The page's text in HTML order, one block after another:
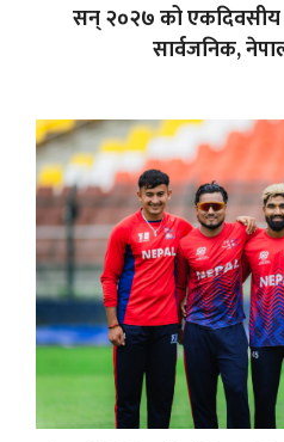
सन् २०२७ को एकदिवसीय
सार्वजनिक,